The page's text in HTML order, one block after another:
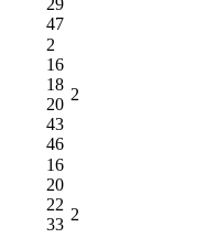
47
2
16
18
20
43
46
2
16
20
22
33
2